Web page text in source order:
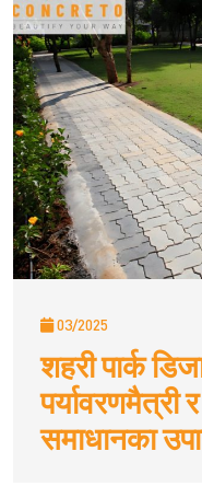
03/2025
शहरी पार्क
पर्यावरणमैत्री
समाधानका